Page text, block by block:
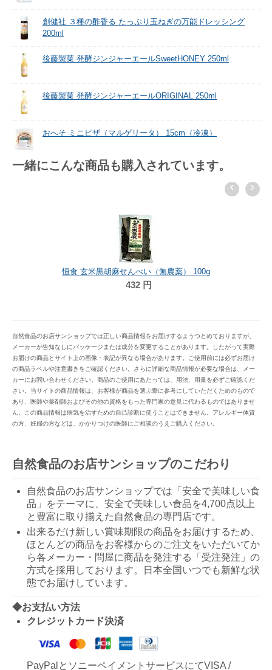
創健社 ３種の酢香る たっぷり玉ねぎの万能ドレッシング
200ml
後藤製菓 発酵ジンジャーエールSweetHONEY 250ml
後藤製菓 発酵ジンジャーエールORIGINAL 250ml
おへそ ミニピザ（マルゲリータ） 15cm（冷凍）
一緒にこんな商品も購入されています。
恒食 玄米黒胡麻せんべい（無農薬） 100g
432 円
自然食品のお店サンショップでは正しい商品情報をお届けするようつとめておりますが、
メーカーが告知なしにパッケージまたは成分を変更することがあります。したがって実際
お届けの商品とサイト上の画像・表記が異なる場合があります。ご使用前には必ずお届け
の商品ラベルや注意書きをご確認ください。さらに詳細な商品情報が必要な場合は、メー
カーにお問い合わせください。商品のご使用にあたっては、用法、用量を必ずご確認くだ
さい。当サイトの商品情報は、お客様が商品を選ぶ際に参考にしていただくためのもので
あり、医師や薬剤師およびその他の資格をもった専門家の意見に代わるものではありませ
ん。この商品情報は病気を治すための自己診断に使うことはできません。アレルギー体質
の方、妊婦の方などは、かかりつけの医師にご相談のうえご購入ください。
自然食品のお店サンショップのこだわり
自然食品のお店サンショップでは「安全で美味しい食
品」をテーマに、安全で美味しい食品を4,700点以上
と豊富に取り揃えた自然食品の専門店です。
出来るだけ新しい賞味期限の商品をお届けするため、
ほとんどの商品をお客様からのご注文をいただいてか
ら各メーカー・問屋に商品を発注する「受注発注」の
方式を採用しております。日本全国いつでも新鮮な状
態でお届けしています。
◆お支払い方法
クレジットカード決済
PayPalとソニーペイメントサービスにてVISA /